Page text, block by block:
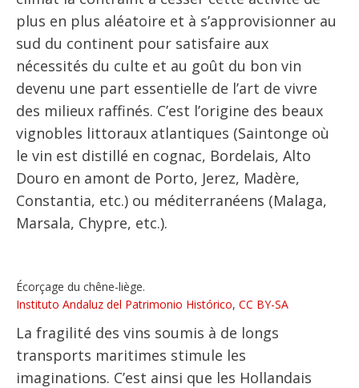
plus en plus aléatoire et à s’approvisionner au
sud du continent pour satisfaire aux
nécessités du culte et au goût du bon vin
devenu une part essentielle de l’art de vivre
des milieux raffinés. C’est l’origine des beaux
vignobles littoraux atlantiques (Saintonge où
le vin est distillé en cognac, Bordelais, Alto
Douro en amont de Porto, Jerez, Madère,
Constantia, etc.) ou méditerranéens (Malaga,
Marsala, Chypre, etc.).
Écorçage du chêne-liège.
Instituto Andaluz del Patrimonio Histórico, CC BY-SA
La fragilité des vins soumis à de longs
transports maritimes stimule les
imaginations. C’est ainsi que les Hollandais